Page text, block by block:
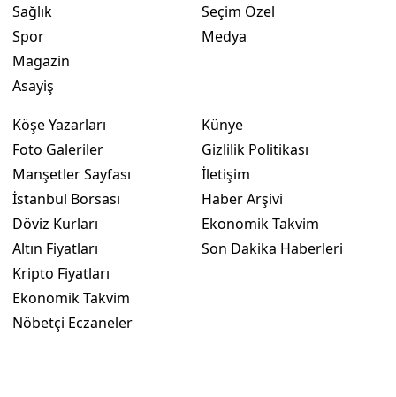
Osmaniye
Sağlık
Spor
Magazin
Asayiş
Seçim Özel
Medya
Köşe Yazarları
Foto Galeriler
Manşetler Sayfası
İstanbul Borsası
Döviz Kurları
Altın Fiyatları
Kripto Fiyatları
Ekonomik Takvim
Nöbetçi Eczaneler
Künye
Gizlilik Politikası
İletişim
Haber Arşivi
Ekonomik Takvim
Son Dakika Haberleri